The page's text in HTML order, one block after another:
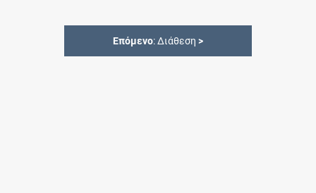
Επόμενο: Διάθεση >